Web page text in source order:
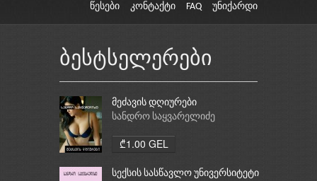
წესები კონტაქტი FAQ უნიქარდი
ბესტსელერები
მეძავის დღიურები
სანდრო საყვარელიძე
₾1.00 GEL
სექსის სასწავლო უნივერსიტეტი